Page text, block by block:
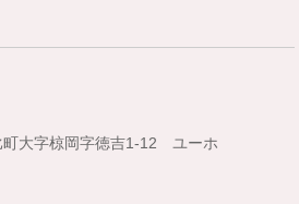
町大字椋岡字徳吉1-12 ユーホ